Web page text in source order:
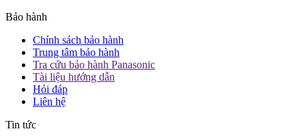
Bảo hành
Chính sách bảo hành
Trung tâm bảo hành
Tra cứu bảo hành Panasonic
Tài liệu hướng dẫn
Hỏi đáp
Liên hệ
Tin tức